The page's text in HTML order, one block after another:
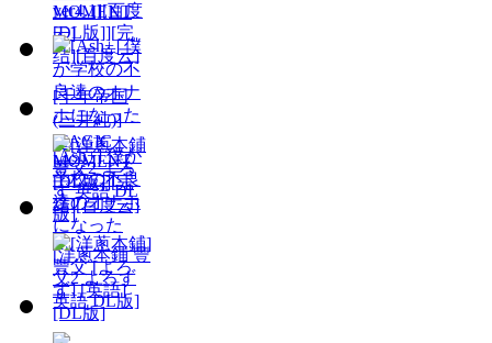
ver4.1][百度
云]
[千年帝国
(三井純)]
MAGIC
MOMENT
[DL版]][完
结][百度云]
[Ash+] 僕が
学校の不良
達のオナホ
になった
[洋蔥本鋪 豐
父2 よろず
英語 DL版]